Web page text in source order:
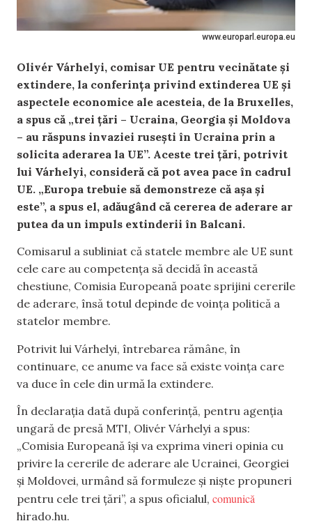
www.europarl.europa.eu
Olivér Várhelyi, comisar UE pentru vecinătate şi
extindere, la conferința privind extinderea UE şi
aspectele economice ale acesteia, de la Bruxelles,
a spus că „trei ţări – Ucraina, Georgia şi Moldova
– au răspuns invaziei ruseşti în Ucraina prin a
solicita aderarea la UE”. Aceste trei țări, potrivit
lui Várhelyi, consideră că pot avea pace în cadrul
UE. „Europa trebuie să demonstreze că aşa şi
este”, a spus el, adăugând că cererea de aderare ar
putea da un impuls extinderii în Balcani.
Comisarul a subliniat că statele membre ale UE sunt
cele care au competenţa să decidă în această
chestiune, Comisia Europeană poate sprijini cererile
de aderare, însă totul depinde de voinţa politică a
statelor membre.
Potrivit lui Várhelyi, întrebarea rămâne, în
continuare, ce anume va face să existe voinţa care
va duce în cele din urmă la extindere.
În declaraţia dată după conferinţă, pentru agenţia
ungară de presă MTI, Olivér Várhelyi a spus:
„Comisia Europeană îşi va exprima vineri opinia cu
privire la cererile de aderare ale Ucrainei, Georgiei
şi Moldovei, urmând să formuleze şi nişte propuneri
pentru cele trei ţări”, a spus oficialul, comunică
hirado.hu.